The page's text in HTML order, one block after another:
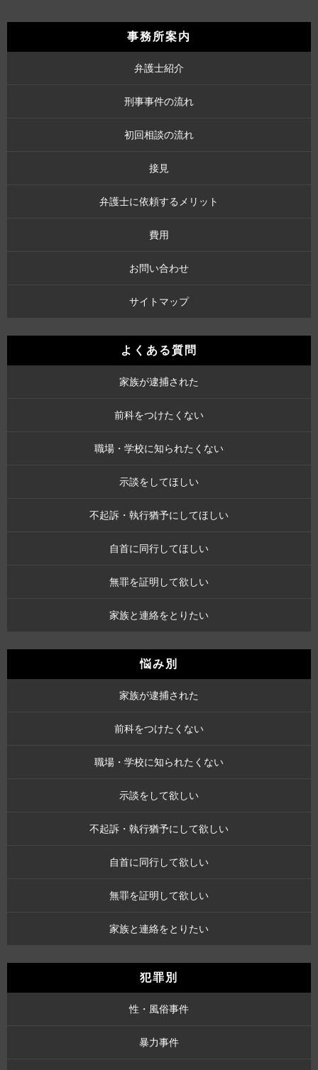
事務所案内
弁護士紹介
刑事事件の流れ
初回相談の流れ
接見
弁護士に依頼するメリット
費用
お問い合わせ
サイトマップ
よくある質問
家族が逮捕された
前科をつけたくない
職場・学校に知られたくない
示談をしてほしい
不起訴・執行猶予にしてほしい
自首に同行してほしい
無罪を証明して欲しい
家族と連絡をとりたい
悩み別
家族が逮捕された
前科をつけたくない
職場・学校に知られたくない
示談をして欲しい
不起訴・執行猶予にして欲しい
自首に同行して欲しい
無罪を証明して欲しい
家族と連絡をとりたい
犯罪別
性・風俗事件
暴力事件